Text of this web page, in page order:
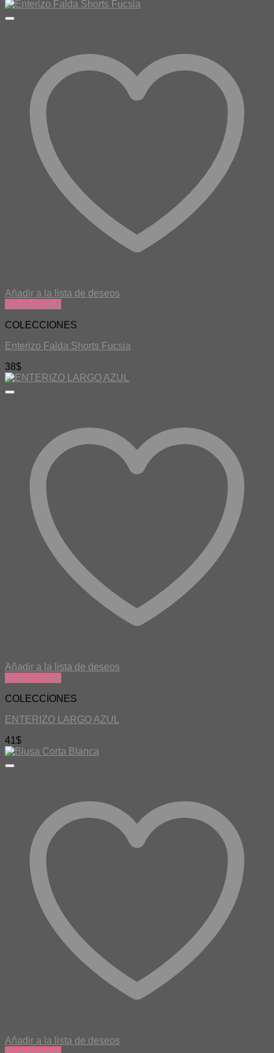
Añadir a la lista de deseos
Vista Rápida
COLECCIONES
Enterizo Falda Shorts Fucsia
38$
Añadir a la lista de deseos
Vista Rápida
COLECCIONES
ENTERIZO LARGO AZUL
41 $
Añadir a la lista de deseos